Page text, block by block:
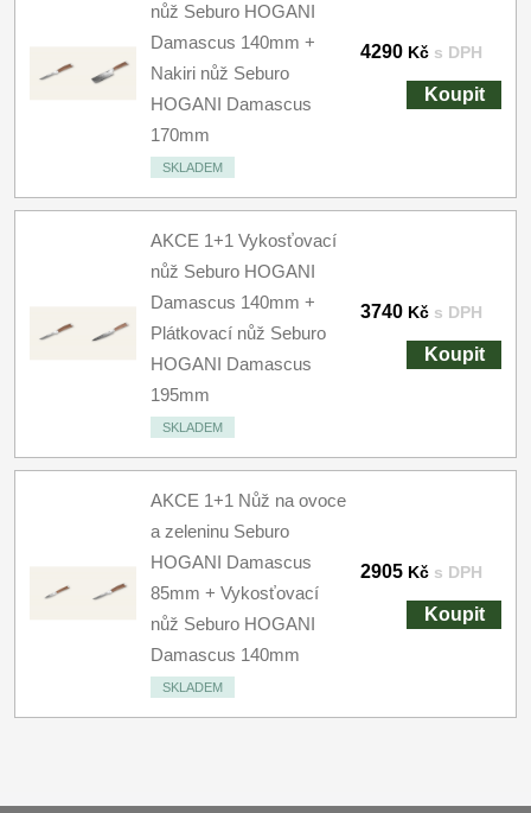
nůž Seburo HOGANI
Damascus 140mm +
Nakiri nůž Seburo
HOGANI Damascus
170mm
SKLADEM
4290 Kč s DPH
Koupit
AKCE 1+1 Vykosťovací
nůž Seburo HOGANI
Damascus 140mm +
Plátkovací nůž Seburo
HOGANI Damascus
195mm
SKLADEM
3740 Kč s DPH
Koupit
AKCE 1+1 Nůž na ovoce
a zeleninu Seburo
HOGANI Damascus
85mm + Vykosťovací
nůž Seburo HOGANI
Damascus 140mm
SKLADEM
2905 Kč s DPH
Koupit